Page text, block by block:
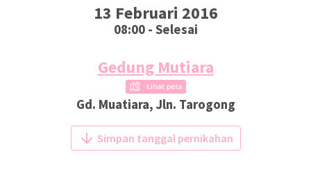
13 Februari 2016
08:00 - Selesai
Gedung Mutiara
Gd. Muatiara, Jln. Tarogong
Simpan tanggal pernikahan